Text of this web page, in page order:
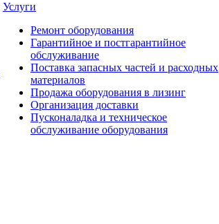
Услуги
Ремонт оборудования
Гарантийное и постгарантийное
обслуживание
Поставка запасных частей и расходных
материалов
Продажа оборудования в лизинг
Организация доставки
Пусконаладка и техническое
обслуживание оборудования